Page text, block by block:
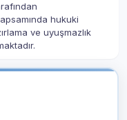
hukuki
ve uyuşmazlık